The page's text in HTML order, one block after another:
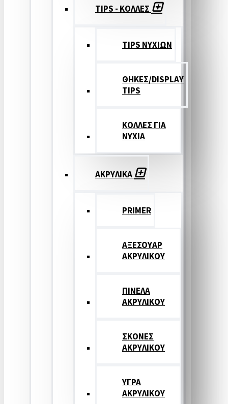
TIPS - ΚΟΛΛΕΣ
TIPS ΝΥΧΙΩΝ
ΘΗΚΕΣ/DISPLAY
TIPS
ΚΟΛΛΕΣ ΓΙΑ
ΝΥΧΙΑ
ΑΚΡΥΛΙΚΑ
PRIMER
ΑΞΕΣΟΥΑΡ
ΑΚΡΥΛΙΚΟΥ
ΠΙΝΕΛΑ
ΑΚΡΥΛΙΚΟΥ
ΣΚΟΝΕΣ
ΑΚΡΥΛΙΚΟΥ
ΥΓΡΑ
ΑΚΡΥΛΙΚΟΥ